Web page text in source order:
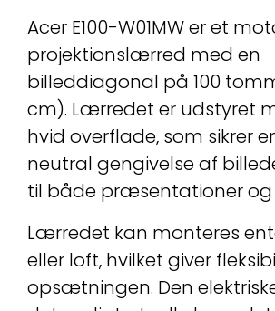
Acer E100-W01MW er et
projektionslærred med en
billeddiagonal på 100
cm). Lærredet er udstyret
hvid overflade, som sikrer
neutral gengivelse af
til både præsentationer og
Lærredet kan monteres
eller loft, hvilket giver
opsætningen. Den